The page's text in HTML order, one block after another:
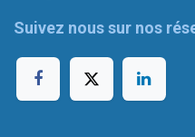
Suivez nous sur nos